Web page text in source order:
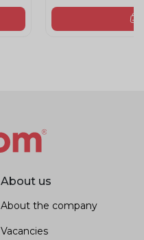
About us
About the company
Vacancies